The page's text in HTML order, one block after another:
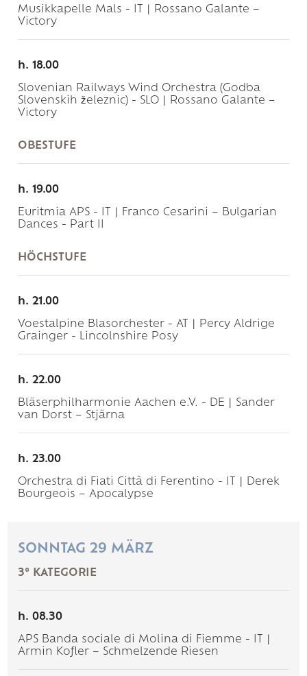
Musikkapelle Mals - IT | Rossano Galante –
Victory
h. 18.00
Slovenian Railways Wind Orchestra (Godba
Slovenskih železnic) - SLO | Rossano Galante –
Victory
OBESTUFE
h. 19.00
Euritmia APS - IT | Franco Cesarini – Bulgarian
Dances - Part II
HÖCHSTUFE
h. 21.00
Voestalpine Blasorchester - AT | Percy Aldrige
Grainger - Lincolnshire Posy
h. 22.00
Bläserphilharmonie Aachen e.V. - DE | Sander
van Dorst – Stjärna
h. 23.00
Orchestra di Fiati Città di Ferentino - IT | Derek
Bourgeois – Apocalypse
SONNTAG 29 MÄRZ
3° KATEGORIE
h. 08.30
APS Banda sociale di Molina di Fiemme - IT |
Armin Kofler – Schmelzende Riesen